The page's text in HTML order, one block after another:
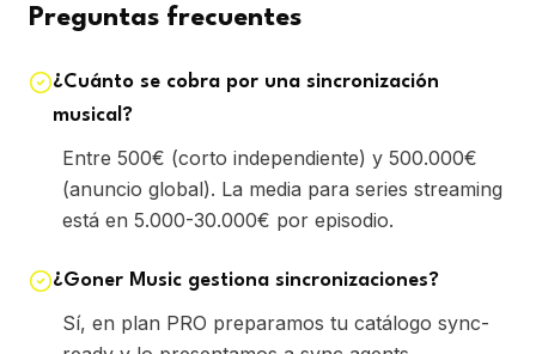
Preguntas frecuentes
¿Cuánto se cobra por una sincronización
musical?
Entre 500€ (corto independiente) y 500.000€
(anuncio global). La media para series streaming
está en 5.000-30.000€ por episodio.
¿Goner Music gestiona sincronizaciones?
Sí, en plan PRO preparamos tu catálogo sync-